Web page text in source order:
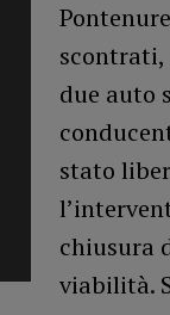
due auto
stato
chiusura
viabilità.